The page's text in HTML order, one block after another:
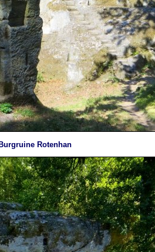
Rotenhan